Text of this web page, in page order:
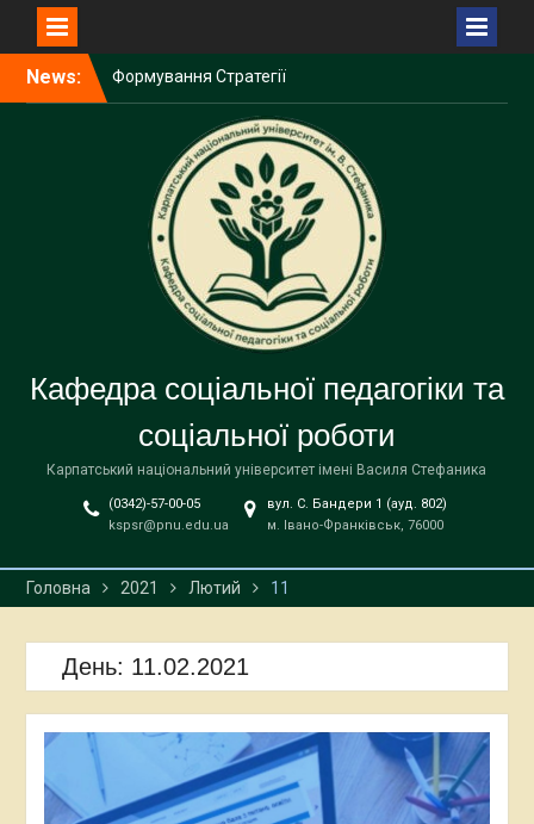
News:
Формування Стратегії
ветеранської політики і
ветеранського простору у
Щиро вітаємо доцентку
кафедри соціальної
педагогіки та соціальної
роботи Наталію Сабат із
проходженням Східної
літньої школи у Варшаві!
Доцентка кафедри
соціальної педагогіки та
Сабат – учасниця
міжнародної конференції
у Варшаві
Кафедра соціальної педагогіки та
соціальної роботи
Карпатський національний університет імені Василя Стефаника
(0342)-57-00-05
kspsr@pnu.edu.ua
вул. С. Бандери 1 (ауд. 802)
м. Івано-Франківськ, 76000
Головна 2021 Лютий 11
День: 11.02.2021